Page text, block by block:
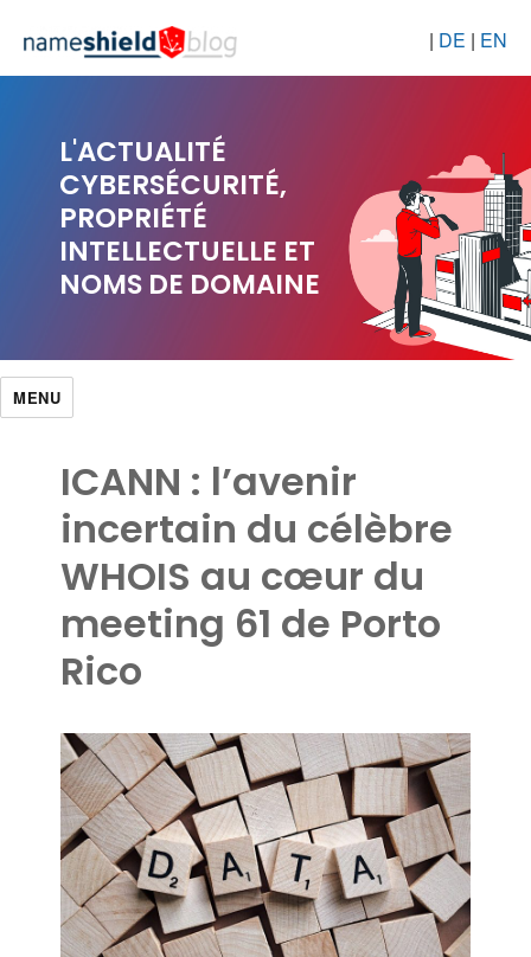
| DE | EN
L'ACTUALITÉ
CYBERSÉCURITÉ,
PROPRIÉTÉ
INTELLECTUELLE ET
NOMS DE DOMAINE
MENU
ICANN : l’avenir
incertain du célèbre
WHOIS au cœur du
meeting 61 de Porto
Rico